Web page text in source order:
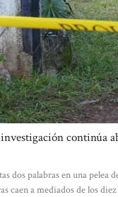
continúa
dos palabras en una pelea
caen a mediados de los